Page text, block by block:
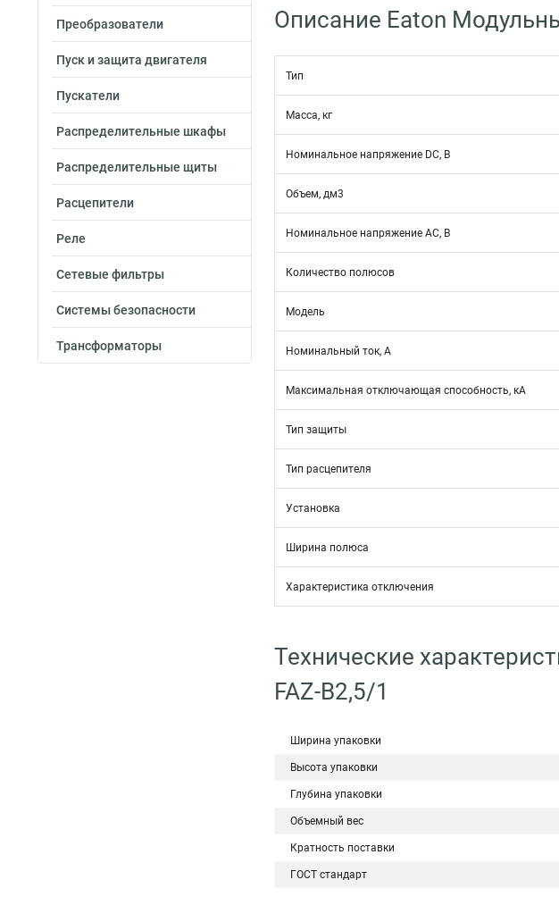
Преобразователи
Пуск и защита двигателя
Пускатели
Распределительные шкафы
Распределительные щиты
Расцепители
Реле
Сетевые фильтры
Системы безопасности
Трансформаторы
Описание Eaton
Тип
Масса, кг
Номинальное напряжение DC, В
Объем, дм3
Номинальное напряжение АС, В
Количество полюсов
Модель
Номинальный ток, А
Максимальная отключающая способность, кА
Тип защиты
Тип расцепителя
Установка
Ширина полюса
Характеристика отключения
Технические
FAZ-B2,5/1
Ширина упаковки
Высота упаковки
Глубина упаковки
Объемный вес
Кратность поставки
ГОСТ стандарт